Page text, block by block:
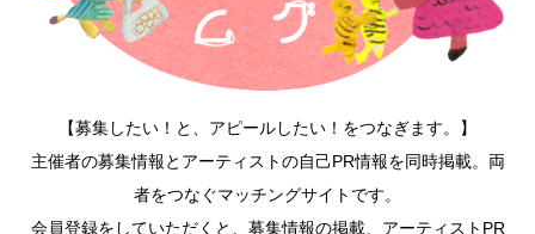
【募集したい！と、アピールしたい！をつなぎます。】
主催者の募集情報とアーティストの自己PR情報を同時掲載。両
者をつなぐマッチングサイトです。
会員登録をしていただくと、募集情報の掲載、アーティストPR